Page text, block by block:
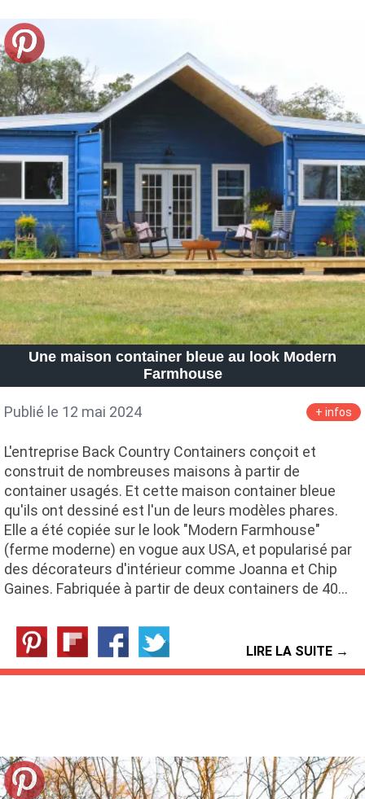
Une maison container bleue au look Modern
Farmhouse
Publié le 12 mai 2024 + infos
L'entreprise Back Country Containers conçoit et
construit de nombreuses maisons à partir de
container usagés. Et cette maison container bleue
qu'ils ont dessiné est l'un de leurs modèles phares.
Elle a été copiée sur le look "Modern Farmhouse"
(ferme moderne) en vogue aux USA, et popularisé par
des décorateurs d'intérieur comme Joanna et Chip
Gaines. Fabriquée à partir de deux containers de 40…
LIRE LA SUITE →